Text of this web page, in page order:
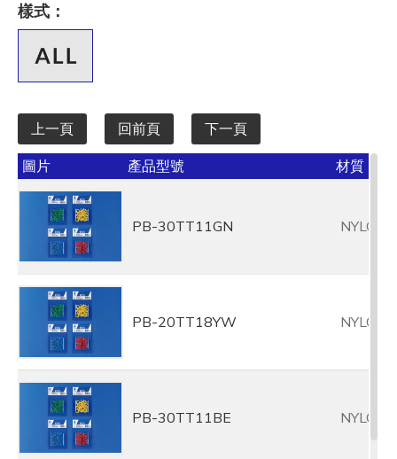
樣式：
上一頁 回前頁 下一頁
圖片 產品型號 材質
PB-30TT11GN
PB-20TT18YW
PB-30TT11BE